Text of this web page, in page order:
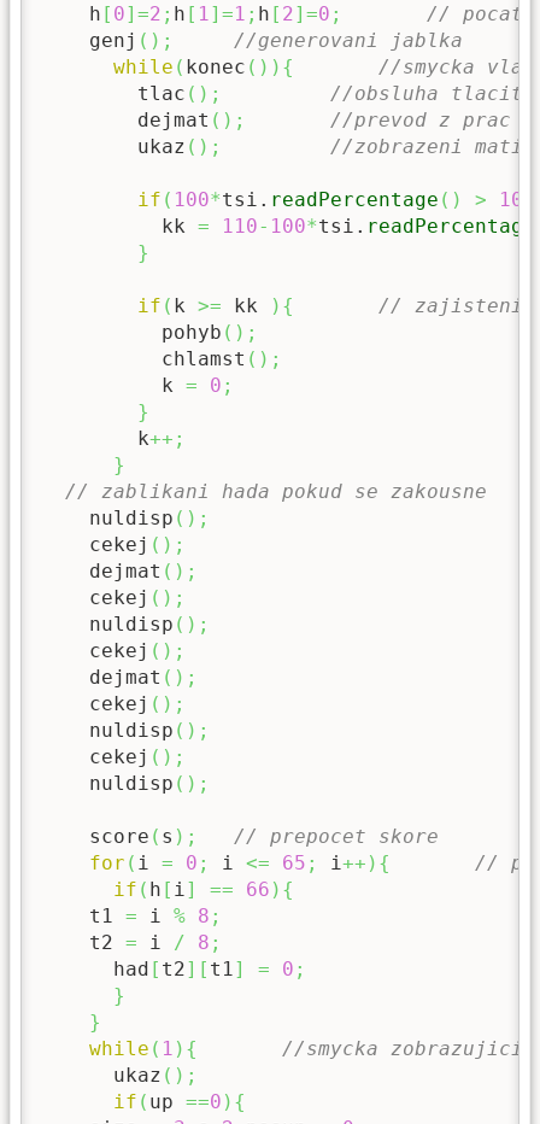
    h
[ 0] =2 ; h [ 1] =1 ; h [ 2] =0 ;
//
    genj
( ) ;
//generovani jablka
while ( konec ( ) ) {
//smycka
        tlac
( ) ;
//obsluha
        dejmat
( ) ;
//prevod z prac
        ukaz
( ) ; //zobrazeni
if ( 100*tsi. readPercentage ( ) > 10
          kk
= 110- 100*tsi. readPercentage
}
if ( k >= kk ) {
// zajisteni
          pohyb
( ) ;
          chlamst
( ) ;
          k
= 0 ;
}
        k
++;
}
// zablikani hada pokud se zakousne
    nuldisp
( ) ;
    cekej
( ) ;
    dejmat
( ) ;
    cekej
( ) ;
    nuldisp
( ) ;
    cekej
( ) ;
    dejmat
( ) ;
    cekej
( ) ;
    nuldisp
( ) ;
    cekej
( ) ;
    nuldisp
( ) ;
    score
( s ) ;
// prepocet skore
for ( i = 0 ; i <= 65 ; i++ ) {
//
if ( h [ i] == 66 ) {
    t1
= i % 8 ;
    t2
= i / 8 ;
      had
[ t2] [ t1] = 0 ;
}
}
while ( 1 ) {
//smycka zobrazujici
      ukaz
( ) ;
if ( up ==0 ) {